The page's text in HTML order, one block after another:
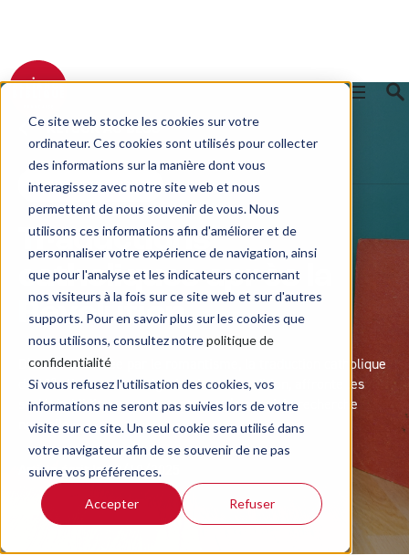
Ce site web stocke les cookies sur votre
ordinateur. Ces cookies sont utilisés pour collecter
des informations sur la manière dont vous
interagissez avec notre site web et nous
permettent de nous souvenir de vous. Nous
utilisons ces informations afin d'améliorer et de
personnaliser votre expérience de navigation, ainsi
que pour l'analyse et les indicateurs concernant
nos visiteurs à la fois sur ce site web et sur d'autres
supports. Pour en savoir plus sur les cookies que
nous utilisons, consultez notrepolitique de
confidentialité
Si vous refusez l'utilisation des cookies, vos
informations ne seront pas suivies lors de votre
visite sur ce site. Un seul cookie sera utilisé dans
votre navigateur afin de se souvenir de ne pas
suivre vos préférences.
Accepter Refuser
RETOUR AU BLOG
Histoire de la Bible
Traductions
catholiques après la
Révolution
D’abord effleurée par le romantisme, la traduction catholique
du 19esiècle, entre vulgarisation et érudition, affronte les
sociétés bibliques protestantes et s’ouvre à la recherche
nouvelle.
Article écrit le 29/10/2025